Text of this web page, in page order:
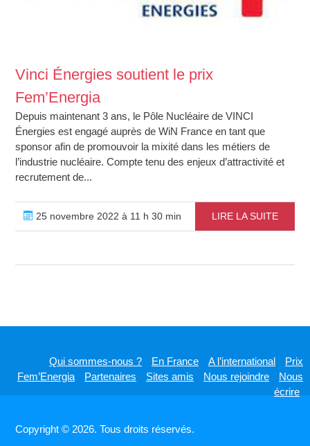
Vinci Énergies soutient le prix
Fem’Energia
Depuis maintenant 3 ans, le Pôle Nucléaire de VINCI
Énergies est engagé auprès de WiN France en tant que
sponsor afin de promouvoir la mixité dans les métiers de
l’industrie nucléaire. Compte tenu des enjeux d’attractivité et
recrutement de...
25 novembre 2022 à 11 h 30 min LIRE LA SUITE
Qui sommes-nous ? En France A l’international
Prix
Fem’Energia
Partenaires Sites amis Nous rejoindre
Nous
écrire
Copyright © 2026. Tous droits réservés.